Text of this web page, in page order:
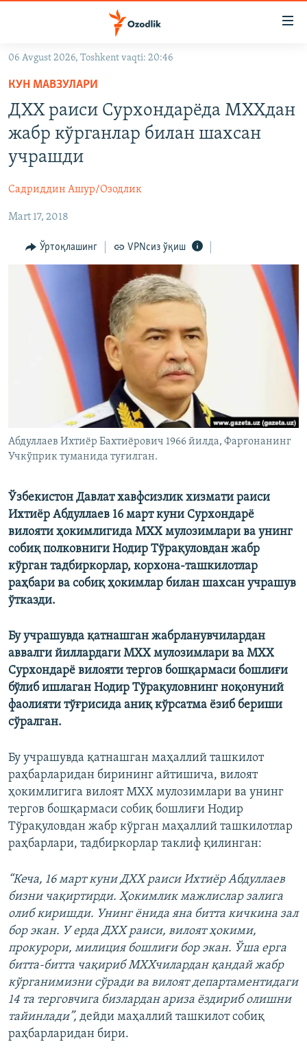
Асосий
навигацияга
ўтинг
Қидиришга
ўтинг
OZODARXIV
На русском
ИЖТИМОИЙ ТАРМОҚЛАР
Озодлик бошқа тилларда
06 Avgust 2026, Toshkent vaqti: 20:46
КУН МАВЗУЛАРИ
ДХХ раиси Сурхондарёда МХХдан
жабр кўрганлар билан шахсан
учрашди
Садриддин Ашур/Озодлик
Mart 17, 2018
Ўртоқлашинг VPNсиз ўқиш
Абдуллаев Ихтиёр Бахтиёрович 1966 йилда, Фарғонанинг
Учкўприк туманида туғилган.
Ўзбекистон Давлат хавфсизлик хизмати раиси
Ихтиёр Абдуллаев 16 март куни Сурхондарё
вилояти ҳокимлигида МХХ мулозимлари ва унинг
собиқ полковниги Нодир Тўрақуловдан жабр
кўрган тадбиркорлар, корхона-ташкилотлар
раҳбари ва собиқ ҳокимлар билан шахсан учрашув
ўтказди.
Бу учрашувда қатнашган жабрланувчилардан
аввалги йиллардаги МХХ мулозимлари ва МХХ
Сурхондарё вилояти тергов бошқармаси бошлиғи
бўлиб ишлаган Нодир Тўрақуловнинг ноқонуний
фаолияти тўғрисида аниқ кўрсатма ёзиб бериши
сўралган.
Бу учрашувда қатнашган маҳаллий ташкилот
раҳбарларидан бирининг айтишича, вилоят
ҳокимлигига вилоят МХХ мулозимлари ва унинг
тергов бошқармаси собиқ бошлиғи Нодир
Тўрақуловдан жабр кўрган маҳаллий ташкилотлар
раҳбарлари, тадбиркорлар таклиф қилинган:
“Кеча, 16 март куни ДХХ раиси Ихтиёр Абдуллаев
бизни чақиртирди. Ҳокимлик мажлислар залига
олиб киришди. Унинг ёнида яна битта кичкина зал
бор экан. У ерда ДХХ раиси, вилоят ҳокими,
прокурори, милиция бошлиғи бор экан. Ўша ерга
битта-битта чақириб МХХчилардан қандай жабр
кўрганимизни сўради ва вилоят департаментидаги
14 та терговчига бизлардан ариза ёздириб олишни
тайинлади”, дейди маҳаллий ташкилот собиқ
раҳбарларидан бири.